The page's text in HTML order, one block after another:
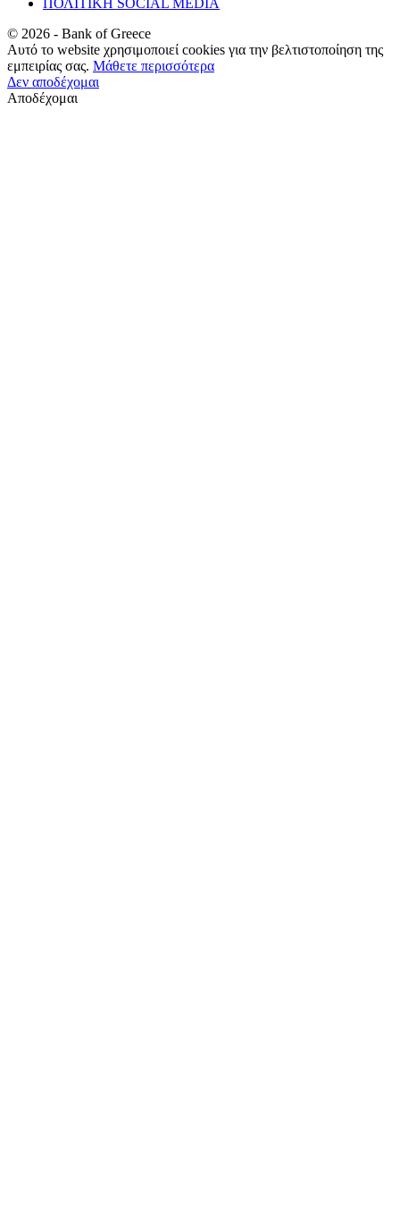
© 2026 - Bank of Greece
Αυτό το website χρησιμοποιεί cookies για την βελτιστοποίηση της
εμπειρίας σας. Μάθετε περισσότερα
Δεν αποδέχομαι
Αποδέχομαι